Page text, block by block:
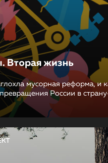
Вторая жизнь
мусорная реформа, и
России в